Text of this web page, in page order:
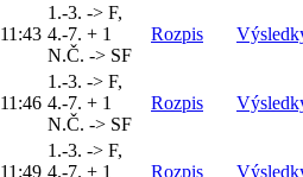
11:43
1.-3. -> F,
4.-7. + 1
N.Č. -> SF
Rozpis
11:46
1.-3. -> F,
4.-7. + 1
N.Č. -> SF
Rozpis
11:49
1.-3. -> F,
4.-7. + 1
Rozpis